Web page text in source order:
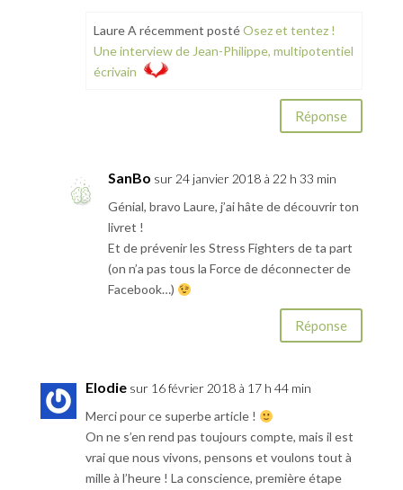
Laure A récemment postéOsez et tentez !
Une interview de Jean-Philippe, multipotentiel
écrivain
Réponse
SanBo sur 24 janvier 2018 à 22 h 33 min
Génial, bravo Laure, j’ai hâte de découvrir ton
livret !
Et de prévenir les Stress Fighters de ta part
(on n’a pas tous la Force de déconnecter de
Facebook…)
Réponse
Elodie sur 16 février 2018 à 17 h 44 min
Merci pour ce superbe article !
On ne s’en rend pas toujours compte, mais il est
vrai que nous vivons, pensons et voulons tout à
mille à l’heure ! La conscience, première étape